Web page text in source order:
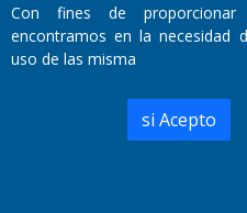
Primera edición: Domingo 3 de
Miembro de ADIRA,ADEPA y CPPAL
Propietario: El Diario SRL
Walter René Goñi
Con fines de
encontramos en la necesidad
uso de las misma
si Acepto